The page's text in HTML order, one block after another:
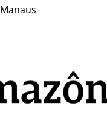
Manaus